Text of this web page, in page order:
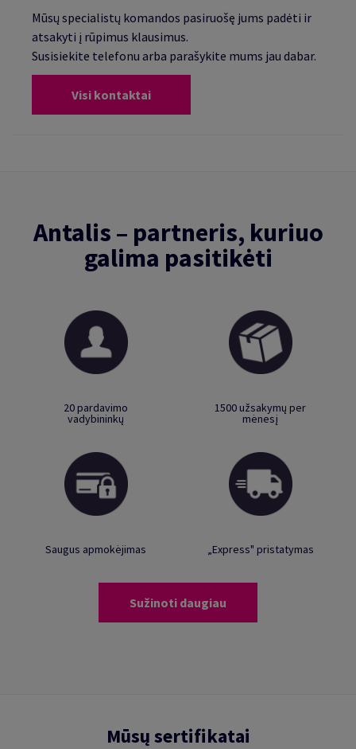
Mūsų specialistų komandos pasiruošę jums padėti ir
atsakyti į rūpimus klausimus.
Susisiekite telefonu arba parašykite mums jau dabar.
Visi kontaktai
Antalis – partneris, kuriuo
galima pasitikėti
20 pardavimo
vadybininkų
1500 užsakymų per
mėnesį
Saugus apmokėjimas „Express" pristatymas
Sužinoti daugiau
Mūsų sertifikatai